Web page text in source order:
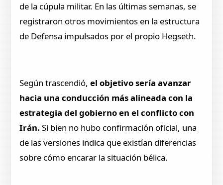
de la cúpula militar. En las últimas semanas, se
registraron otros movimientos en la estructura
de Defensa impulsados por el propio Hegseth.
Según trascendió,el objetivo sería avanzar
hacia una conducción más alineada con la
estrategia del gobierno en el conflicto con
Irán.Si bien no hubo confirmación oficial, una
de las versiones indica que existían diferencias
sobre cómo encarar la situación bélica.